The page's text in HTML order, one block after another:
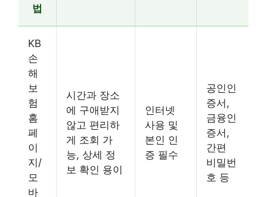
법
KB
손
해
보
험
홈
페
이
지/
모
바
시간과 장소
에 구애받지
않고 편리하
게 조회 가
능, 상세 정
보 확인 용이
인터넷
사용 및
본인 인
증 필수
공인인
증서,
금융인
증서,
간편
비밀번
호 등